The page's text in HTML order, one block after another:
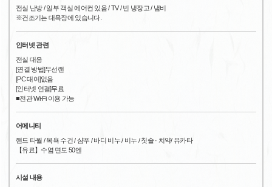
전실 난방 / 일부 객실 에어컨 있음 / TV / 빈 냉장고 / 냄비
※건조기는 대욕장에 있습니다.
인터넷 관련
전실 대응
[연결 방법]무선랜
[PC 대여]없음
[인터넷 연결]무료
■전관 Wi-Fi 이용 가능
어메니티
핸드 타월 / 목욕 수건 / 샴푸 / 바디 비누 / 비누 / 칫솔 · 치약/ 유카타
【유료】수염 면도 50엔
시설 내용